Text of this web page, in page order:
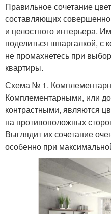
Правильное сочетание
составляющих
и целостного интерьера.
поделиться шпаргалкой, с
не промахнетесь при
квартиры.
Схема № 1.
Комплементарными, или
контрастными, являются
на противоположных
Выглядит их сочетание
особенно при